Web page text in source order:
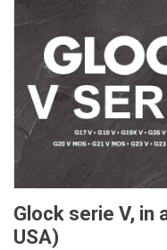
Glock serie V, in
USA)